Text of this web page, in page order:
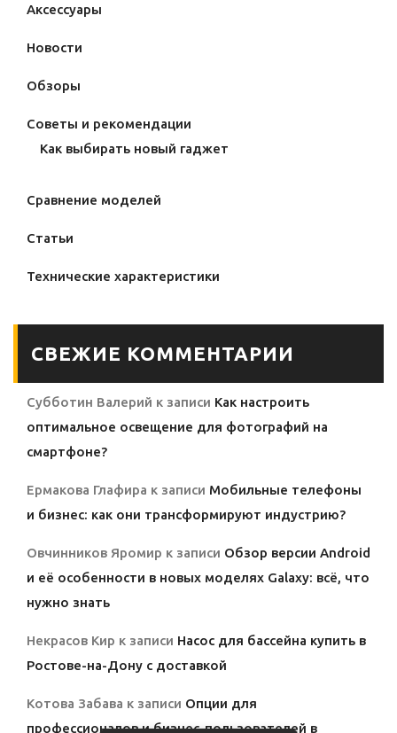
Аксессуары
Новости
Обзоры
Советы и рекомендации
Как выбирать новый гаджет
Сравнение моделей
Статьи
Технические характеристики
СВЕЖИЕ КОММЕНТАРИИ
Субботин Валерий к записи Как настроить
оптимальное освещение для фотографий на
смартфоне?
Ермакова Глафира к записи Мобильные телефоны
и бизнес: как они трансформируют индустрию?
Овчинников Яромир к записи Обзор версии Android
и её особенности в новых моделях Galaxy: всё, что
нужно знать
Некрасов Кир к записи Насос для бассейна купить в
Ростове-на-Дону с доставкой
Котова Забава к записи Опции для
профессионалов и бизнес-пользователей в